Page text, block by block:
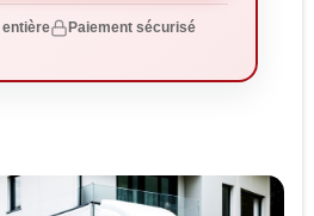
Paiement sécurisé